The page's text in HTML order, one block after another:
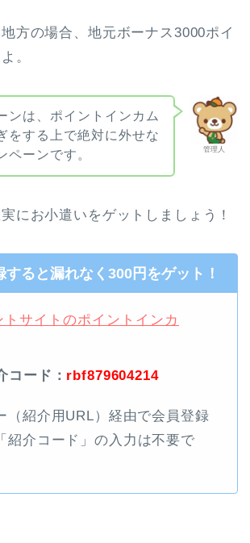
方の場合、地元ボーナス3000ポイ
。
管理人
ンは、ポイントインカム
をする上で絶対に外せな
ペーンです。
にお小遣いをゲットしましょう！
すると漏れなく300円をゲット！
コード： rbf879604214
（紹介用URL）経由で会員登録
紹介コード」の入力は不要で